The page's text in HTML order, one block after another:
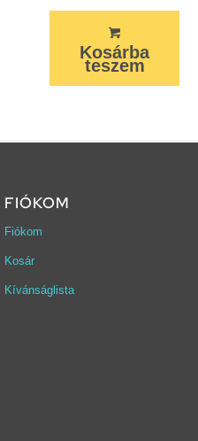
Kosárba
teszem
FIÓKOM
Fiókom
Kosár
Kívánságlista